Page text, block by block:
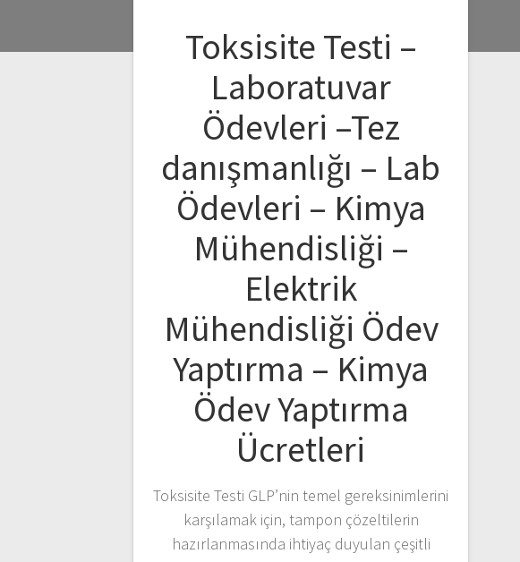
Toksisite Testi –
Laboratuvar
Ödevleri –Tez
danışmanlığı – Lab
Ödevleri – Kimya
Mühendisliği –
Elektrik
Mühendisliği Ödev
Yaptırma – Kimya
Ödev Yaptırma
Ücretleri
Toksisite Testi GLP’nin temel gereksinimlerini
karşılamak için, tampon çözeltilerin
hazırlanmasında ihtiyaç duyulan çeşitli